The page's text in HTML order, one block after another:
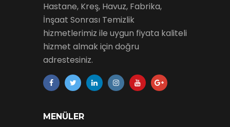
Hastane, Kreş, Havuz, Fabrika,
İnşaat Sonrası Temizlik
hizmetlerimiz ile uygun fiyata kaliteli
hizmet almak için doğru
adrestesiniz.
MENÜLER